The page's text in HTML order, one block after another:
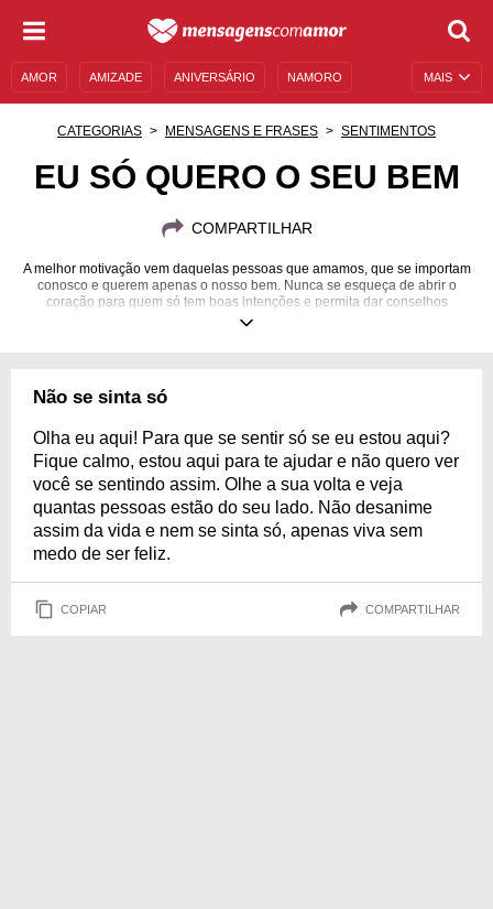
MAIS
AMOR AMIZADE ANIVERSÁRIO NAMORO
UNIVERSO FEMININO
CATEGORIAS MENSAGENS E FRASES SENTIMENTOS
EU SÓ QUERO O SEU BEM
COMPARTILHAR
A melhor motivação vem daquelas pessoas que amamos, que se importam
conosco e querem apenas o nosso bem. Nunca se esqueça de abrir o
coração para quem só tem boas intenções e permita dar conselhos
também para quem você gosta!
Não se sinta só
Olha eu aqui! Para que se sentir só se eu estou aqui?
Fique calmo, estou aqui para te ajudar e não quero ver
você se sentindo assim. Olhe a sua volta e veja
quantas pessoas estão do seu lado. Não desanime
assim da vida e nem se sinta só, apenas viva sem
medo de ser feliz.
COPIAR COMPARTILHAR